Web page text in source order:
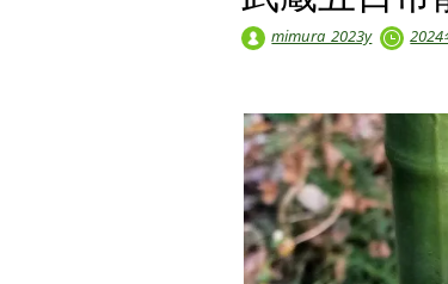
mimura_2023y 2024